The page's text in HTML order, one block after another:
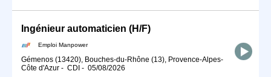
Ingénieur automaticien (H/F)
Emploi Manpower
Gémenos (13420), Bouches-du-Rhône (13), Provence-Alpes-
Côte d'Azur - CDI - 05/08/2026